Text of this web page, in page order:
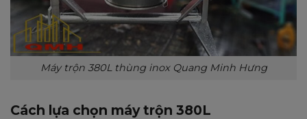
Máy trộn 380L thùng inox Quang Minh Hưng
Cách lựa chọn máy trộn 380L